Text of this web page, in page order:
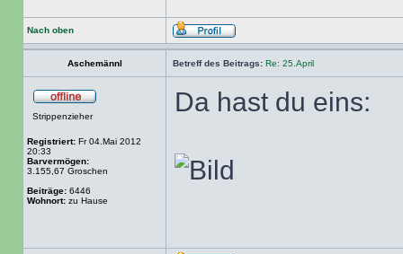
Nach oben
Aschemännl Betreff des Beitrags: Re: 25.April
Strippenzieher
Registriert: Fr 04.Mai 2012
20:33
Barvermögen:
3.155,67 Groschen
Beiträge: 6446
Wohnort: zu Hause
Da hast du eins: